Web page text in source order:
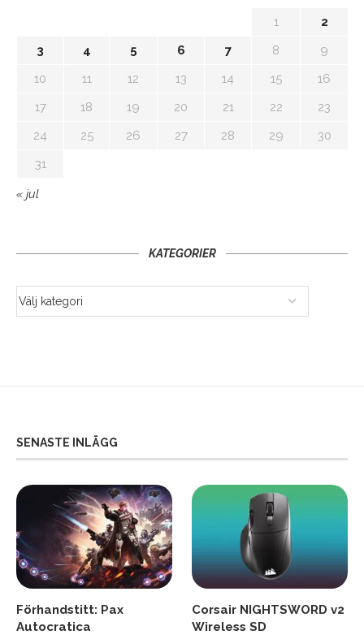
1
2
3
4 5 6 7 8
9
10
11 12 13 14 15
16
17
18 19 20 21 22
23
24
25 26 27 28 29
30
31
« jul
KATEGORIER
SENASTE INLÄGG
Förhandstitt: Pax
Autocratica
Corsair NIGHTSWORD v2
Wireless SD